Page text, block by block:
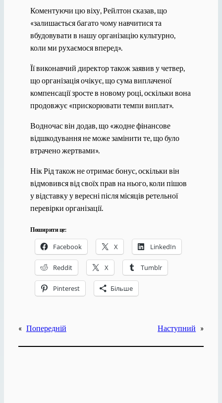
Коментуючи цю віху, Рейлтон сказав, що
«залишається багато чому навчитися та
вбудовувати в нашу організацію культурно,
коли ми рухаємося вперед».
Її виконавчий директор також заявив у четвер,
що організація очікує, що сума виплаченої
компенсації зросте в новому році, оскільки вона
продовжує «прискорювати темпи виплат».
Водночас він додав, що «жодне фінансове
відшкодування не може замінити те, що було
втрачено жертвами».
Нік Рід також не отримає бонус, оскільки він
відмовився від своїх прав на нього, коли пішов
у відставку у вересні після місяців ретельної
перевірки організації.
Поширити це:
Facebook X LinkedIn
Reddit X Tumblr
Pinterest Більше
« Попередній Наступний »